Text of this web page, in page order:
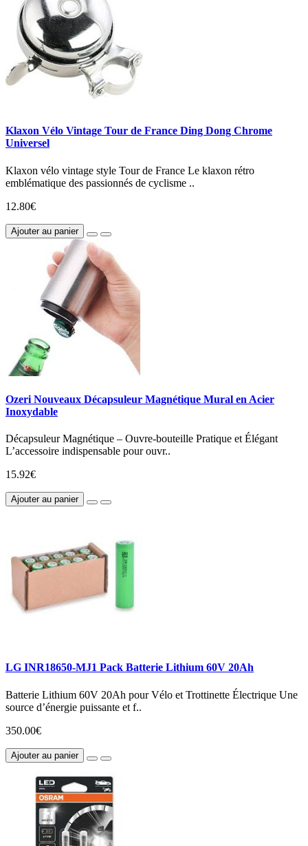
Klaxon Vélo Vintage Tour de France Ding Dong Chrome
Universel
Klaxon vélo vintage style Tour de France Le klaxon rétro
emblématique des passionnés de cyclisme ..
12.80€
Ajouter au panier
Ozeri Nouveaux Décapsuleur Magnétique Mural en Acier
Inoxydable
Décapsuleur Magnétique – Ouvre-bouteille Pratique et Élégant
L’accessoire indispensable pour ouvr..
15.92€
Ajouter au panier
LG INR18650-MJ1 Pack Batterie Lithium 60V 20Ah
Batterie Lithium 60V 20Ah pour Vélo et Trottinette Électrique Une
source d’énergie puissante et f..
350.00€
Ajouter au panier